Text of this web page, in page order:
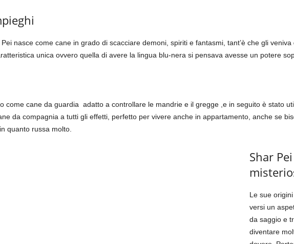
nasce come cane in grado di scacciare demoni, spiriti e fantasmi, tant’è che gli
unica ovvero quella di avere la lingua blu-nera si pensava avesse un potere
come cane da guardia adatto a controllare le mandrie e il gregge ,e in seguito è stato
da compagnia a tutti gli effetti, perfetto per vivere anche in appartamento, anche se
quanto russa molto.
Shar
Le sue
versi un
da saggio e
diventare